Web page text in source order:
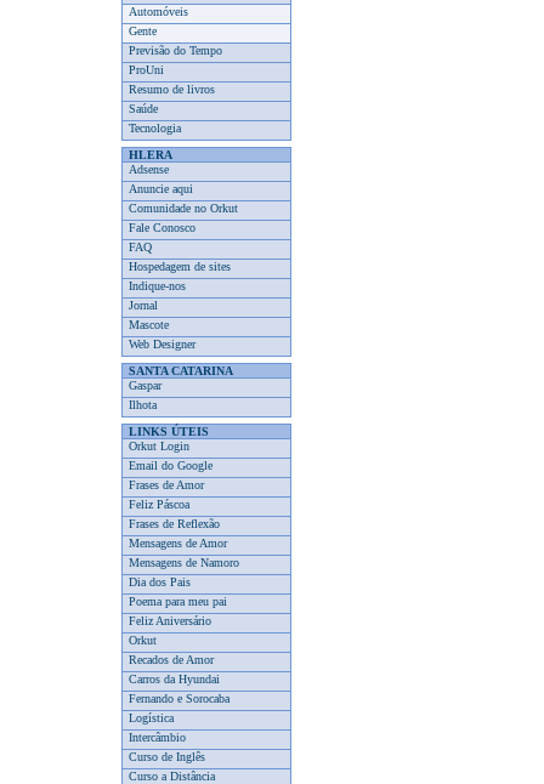
Automóveis
Gente
Previsão do Tempo
ProUni
Resumo de livros
Saúde
Tecnologia
HLERA
Adsense
Anuncie aqui
Comunidade no Orkut
Fale Conosco
FAQ
Hospedagem de sites
Indique-nos
Jornal
Mascote
Web Designer
SANTA CATARINA
Gaspar
Ilhota
LINKS ÚTEIS
Orkut Login
Email do Google
Frases de Amor
Feliz Páscoa
Frases de Reflexão
Mensagens de Amor
Mensagens de Namoro
Dia dos Pais
Poema para meu pai
Feliz Aniversário
Orkut
Recados de Amor
Carros da Hyundai
Fernando e Sorocaba
Logística
Intercâmbio
Curso de Inglês
Curso a Distância